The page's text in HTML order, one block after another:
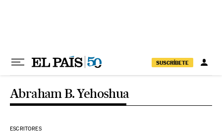
SUSCRÍBETE
Abraham B. Yehoshua
ESCRITORES